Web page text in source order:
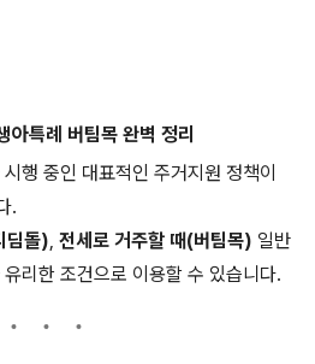
특례 버팀목 완벽 정리
행 중인 대표적인 주거지원 정책이
.
딤돌), 전세로 거주할 때(버팀목) 일반
리한 조건으로 이용할 수 있습니다.